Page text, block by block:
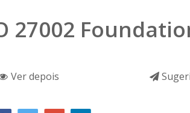
27002
Ver depois